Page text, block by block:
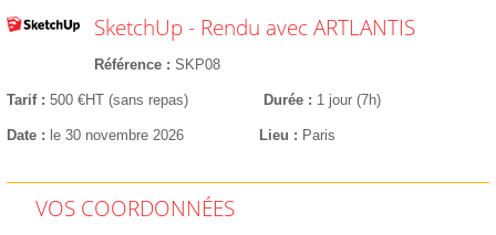
SketchUp - Rendu avec ARTLANTIS
Référence SKP08
Tarif 500 €HT (sans repas) Durée 1 jour (7h)
Date le 30 novembre 2026 Lieu Paris
VOS COORDONNÉES